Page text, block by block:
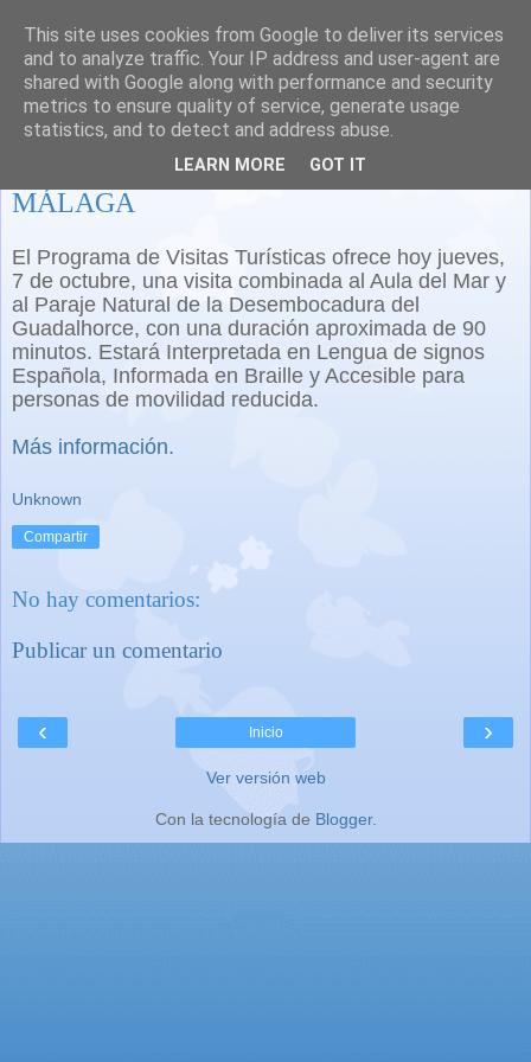
VISITA TURÍSTICA ACCESIBLE EN
MÁLAGA
El Programa de Visitas Turísticas ofrece hoy jueves,
7 de octubre, una visita combinada al Aula del Mar y
al Paraje Natural de la Desembocadura del
Guadalhorce, con una duración aproximada de 90
minutos. Estará Interpretada en Lengua de signos
Española, Informada en Braille y Accesible para
personas de movilidad reducida.
Más información.
Unknown
Compartir
No hay comentarios:
Publicar un comentario
‹ ›
Inicio
Ver versión web
Con la tecnología de Blogger.
This site uses cookies from Google to deliver its services
and to analyze traffic. Your IP address and user-agent are
shared with Google along with performance and security
metrics to ensure quality of service, generate usage
statistics, and to detect and address abuse.
LEARN MORE GOT IT